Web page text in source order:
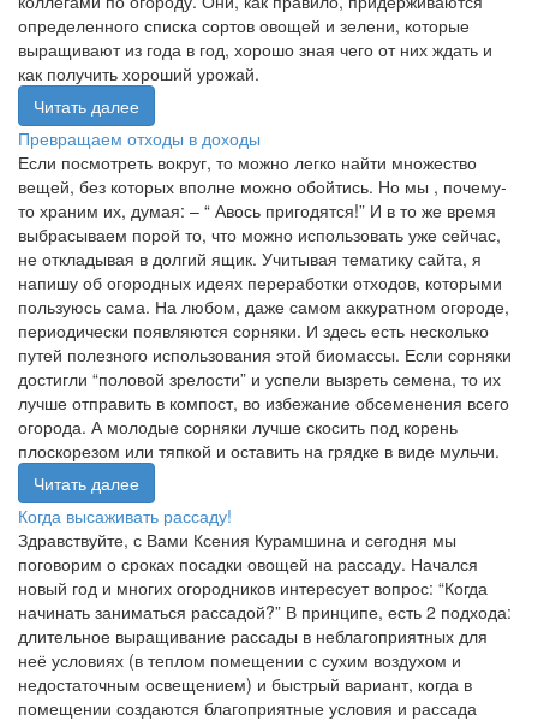
определенного списка сортов овощей и зелени, которые
выращивают из года в год, хорошо зная чего от них ждать и
как получить хороший урожай.
Читать далее
Превращаем отходы в доходы
Если посмотреть вокруг, то можно легко найти множество
вещей, без которых вполне можно обойтись. Но мы , почему-
то храним их, думая: – “ Авось пригодятся!” И в то же время
выбрасываем порой то, что можно использовать уже сейчас,
не откладывая в долгий ящик. Учитывая тематику сайта, я
напишу об огородных идеях переработки отходов, которыми
пользуюсь сама. На любом, даже самом аккуратном огороде,
периодически появляются сорняки. И здесь есть несколько
путей полезного использования этой биомассы. Если сорняки
достигли “половой зрелости” и успели вызреть семена, то их
лучше отправить в компост, во избежание обсеменения всего
огорода. А молодые сорняки лучше скосить под корень
плоскорезом или тяпкой и оставить на грядке в виде мульчи.
Читать далее
Когда высаживать рассаду!
Здравствуйте, с Вами Ксения Курамшина и сегодня мы
поговорим о сроках посадки овощей на рассаду. Начался
новый год и многих огородников интересует вопрос: “Когда
начинать заниматься рассадой?” В принципе, есть 2 подхода:
длительное выращивание рассады в неблагоприятных для
неё условиях (в теплом помещении с сухим воздухом и
недостаточным освещением) и быстрый вариант, когда в
помещении создаются благоприятные условия и рассада